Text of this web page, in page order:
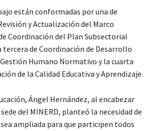
están conformadas por una de
y Actualización del Marco
Coordinación del Plan Subsectorial
tercera de Coordinación de Desarrollo
Humano Normativo y la cuarta
de la Calidad Educativa y Aprendizaje.
Ángel Hernández, al encabezar
del MINERD, planteó la necesidad de
ampliada para que participen todos